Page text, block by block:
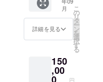
欄の
「+」ボ
押して
ご自身
額を表
示さ
せ、ご
たしま
す。 ※
グラム
数は目
るお菓
子の種
類によ
ことが
できま
す。
【注
8/15(木)
申し込
み締切
になり
ばねぶ
たをた
だただ
応援し
たい！
という
いをお
持ちの
みなさ
月
詳細を見る
こ
の
リ
タ
ー
ン
を
選
択
す
る
150
,00
0 円